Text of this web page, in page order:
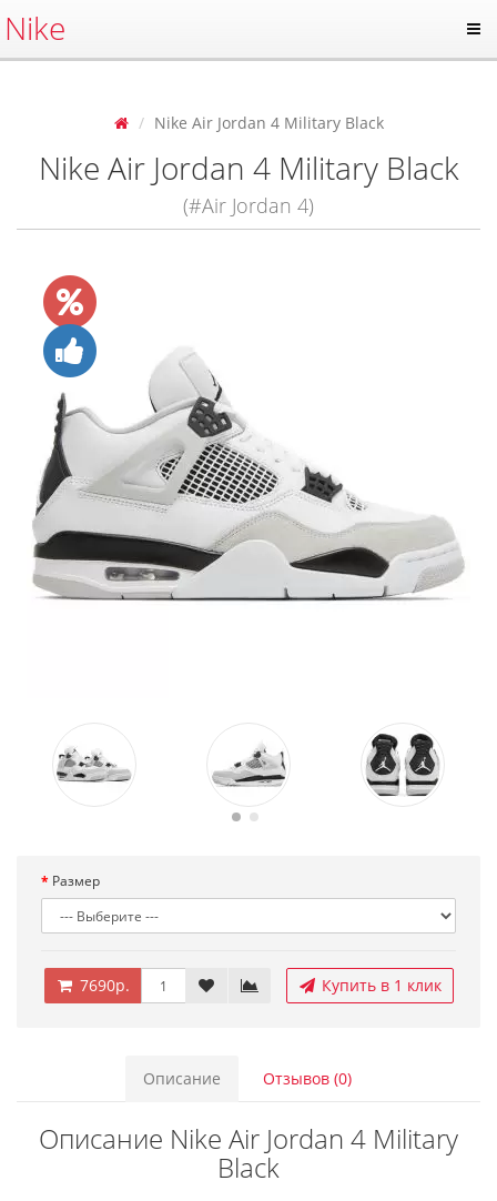
Nike
Nike Air Jordan 4 Military Black
Nike Air Jordan 4 Military Black
(#Air Jordan 4)
Размер
7690р. Купить в 1 клик
Описание Отзывов (0)
Описание Nike Air Jordan 4 Military
Black